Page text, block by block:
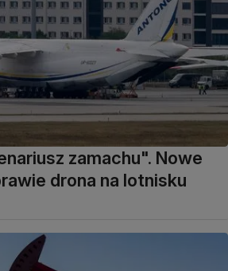
zamachu". Nowe
drona na lotnisku